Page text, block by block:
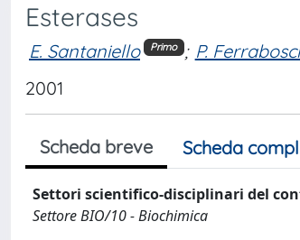
Esterases
E. Santaniello Primo ; P.
2001
Scheda breve Scheda
Settori scientifico-disciplinari del
Settore BIO/10 - Biochimica